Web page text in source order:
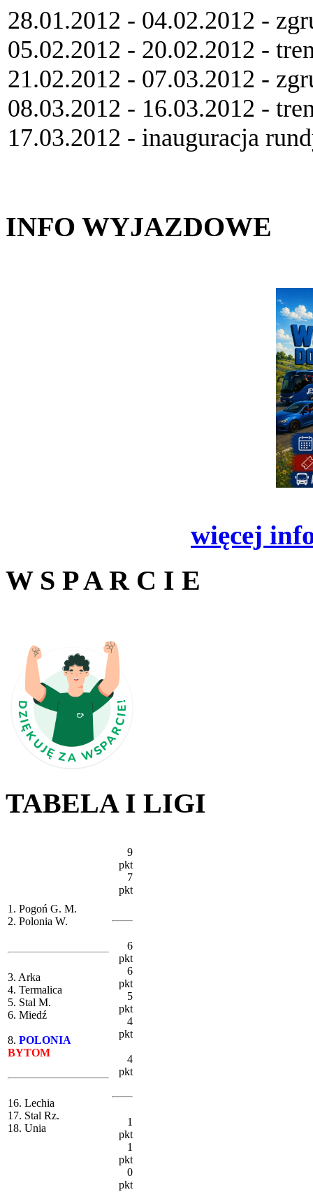
28.01.2012 - 04.02.2012 -
05.02.2012 - 20.02.2012 -
21.02.2012 - 07.03.2012 -
08.03.2012 - 16.03.2012 -
17.03.2012 - inauguracja
INFO WYJAZDOWE
więcej
W S P A R C I E
TABELA I LIGI
1. Pogoń G. M.
2. Polonia W.
3. Arka
4. Termalica
5. Stal M.
6. Miedź
8. POLONIA
BYTOM
16. Lechia
17. Stal Rz.
18. Unia
9
pkt
7
pkt
6
pkt
6
pkt
5
pkt
4
pkt
4
pkt
1
pkt
1
pkt
0
pkt